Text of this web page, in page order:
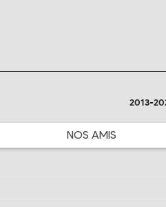
2013-
NOS AMIS